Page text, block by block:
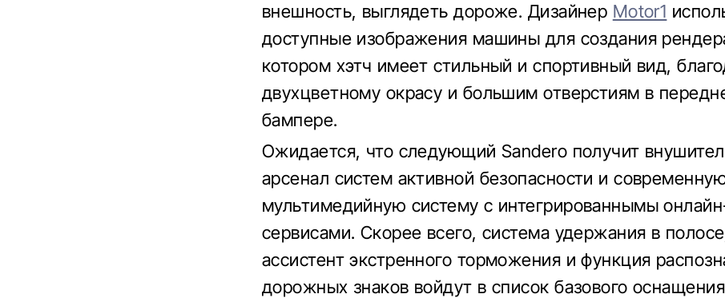
внешность, выглядеть дороже. Дизайнер Motor1
доступные изображения машины для создания
котором хэтч имеет стильный и спортивный вид,
двухцветному окрасу и большим отверстиям в
бампере.
Ожидается, что следующий Sandero получит
арсенал систем активной безопасности и
мультимедийную систему с интегрированнымы
сервисами. Скорее всего, система удержания в
ассистент экстренного торможения и функция
дорожных знаков войдут в список базового